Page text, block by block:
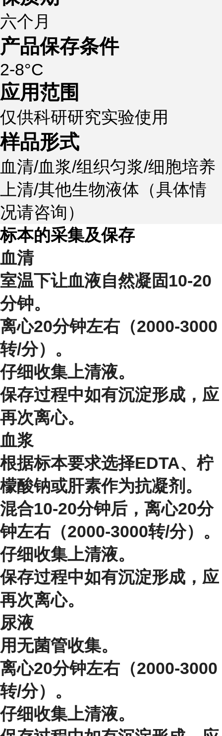
六个月
产品保存条件
2-8°C
应用范围
仅供科研研究实验使用
样品形式
血清/血浆/组织匀浆/细胞培养
上清/其他生物液体（具体情
况请咨询）
标本的采集及保存
血清
室温下让血液自然凝固10-20
分钟。
离心20分钟左右（2000-3000
转/分）。
仔细收集上清液。
保存过程中如有沉淀形成，应
再次离心。
血浆
根据标本要求选择EDTA、柠
檬酸钠或肝素作为抗凝剂。
混合10-20分钟后，离心20分
钟左右（2000-3000转/分）。
仔细收集上清液。
保存过程中如有沉淀形成，应
再次离心。
尿液
用无菌管收集。
离心20分钟左右（2000-3000
转/分）。
仔细收集上清液。